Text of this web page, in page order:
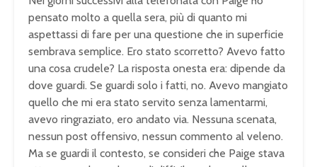
pensato molto a quella sera, più di quanto mi
aspettassi di fare per una questione che in superficie
sembrava semplice. Ero stato scorretto? Avevo fatto
una cosa crudele? La risposta onesta era: dipende da
dove guardi. Se guardi solo i fatti, no. Avevo mangiato
quello che mi era stato servito senza lamentarmi,
avevo ringraziato, ero andato via. Nessuna scenata,
nessun post offensivo, nessun commento al veleno.
Ma se guardi il contesto, se consideri che Paige stava